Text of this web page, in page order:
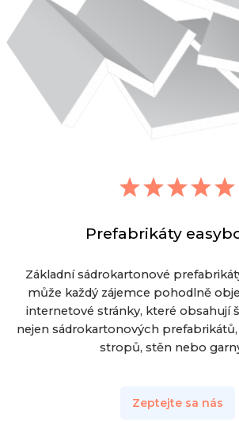
Prefabrikáty
Základní sádrokartonové
může každý zájemce pohodlně
internetové stránky, které obsahují
nejen sádrokartonových
stropů, stěn nebo
Zeptejte sa nás